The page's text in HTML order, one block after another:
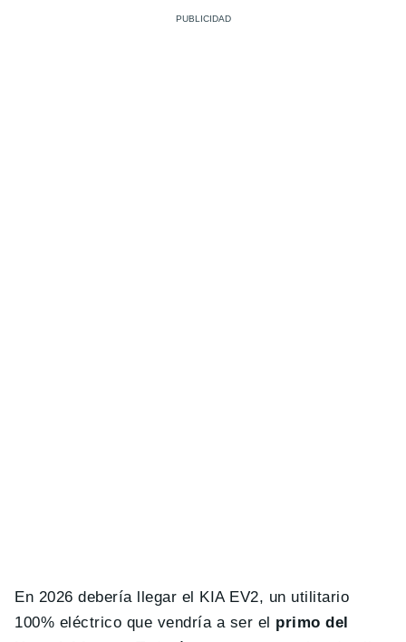
En 2026 debería llegar el KIA EV2, un utilitario
100% eléctrico que vendría a ser el primo del